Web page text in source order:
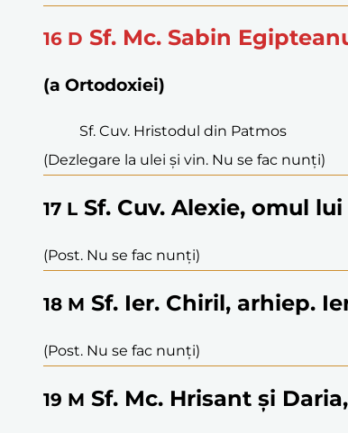
16 D Sf. Mc. Sabin
(a Ortodoxiei)
Sf. Cuv. Hristodul din Patmos
(Dezlegare la ulei și vin. Nu se fac nunți)
17 L Sf. Cuv. Alexie, omul
(Post. Nu se fac nunți)
18 M Sf. Ier. Chiril, arhiep.
(Post. Nu se fac nunți)
19 M Sf. Mc. Hrisant și